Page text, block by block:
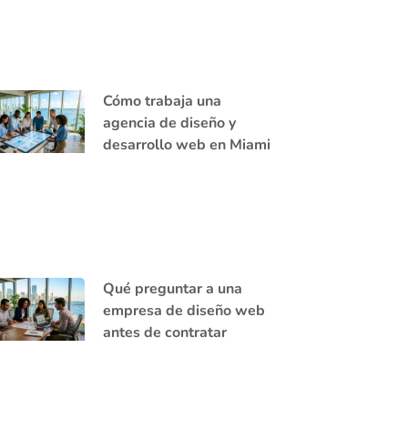
Cómo trabaja una
agencia de diseño y
desarrollo web en Miami
Qué preguntar a una
empresa de diseño web
antes de contratar